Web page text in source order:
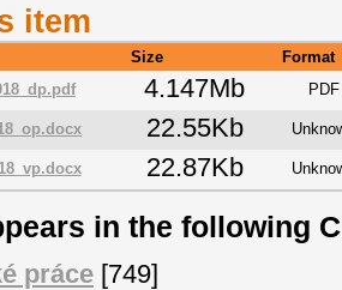
item
Size
Format
4.147Mb PDF
22.55Kb
22.87Kb
in the following
práce [749]